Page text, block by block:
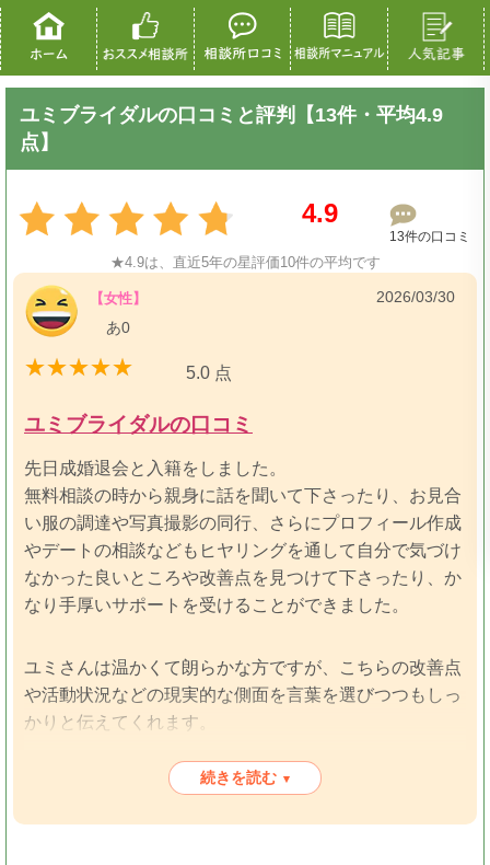
ユミブライダルの口コミと評判【13件・平均4.9
点】
4.9
13件の口コミ
★4.9は、直近5年の星評価10件の平均です
【女性】
あ0
2026/03/30
5.0 点
ユミブライダルの口コミ
先日成婚退会と入籍をしました。
無料相談の時から親身に話を聞いて下さったり、お見合
い服の調達や写真撮影の同行、さらにプロフィール作成
やデートの相談などもヒヤリングを通して自分で気づけ
なかった良いところや改善点を見つけて下さったり、か
なり手厚いサポートを受けることができました。
ユミさんは温かくて朗らかな方ですが、こちらの改善点
や活動状況などの現実的な側面を言葉を選びつつもしっ
かりと伝えてくれます。
人柄の温かさで情緒的なサポートをしてもらえる事と、
続きを読む ▾